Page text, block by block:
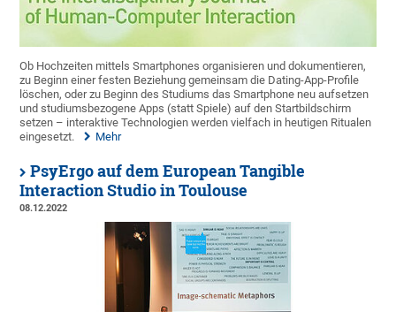
Ob Hochzeiten mittels Smartphones organisieren und dokumentieren,
zu Beginn einer festen Beziehung gemeinsam die Dating-App-Profile
löschen, oder zu Beginn des Studiums das Smartphone neu aufsetzen
und studiumsbezogene Apps (statt Spiele) auf den Startbildschirm
setzen – interaktive Technologien werden vielfach in heutigen Ritualen
eingesetzt.
Mehr
PsyErgo auf dem European Tangible
Interaction Studio in Toulouse
08.12.2022